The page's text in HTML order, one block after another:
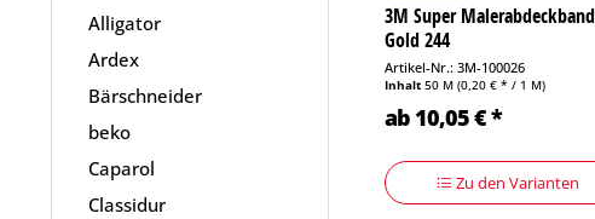
Alligator
Ardex
Bärschneider
beko
Caparol
Classidur
3M Super Malerabdeckband
Gold 244
Artikel-Nr.: 3M-100026
Inhalt50 M(0,20 € * / 1 M)
ab 10,05 € *
Zu den Varianten